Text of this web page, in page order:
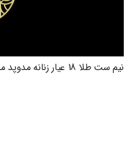
نیم ست طلا 18 عیار زنانه مدوپد مدل هندسی کد NA15228